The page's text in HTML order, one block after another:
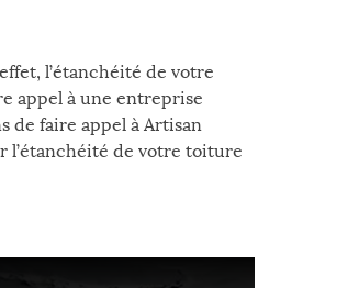
l’étanchéité de votre
appel à une entreprise
de faire appel à Artisan
l’étanchéité de votre toiture